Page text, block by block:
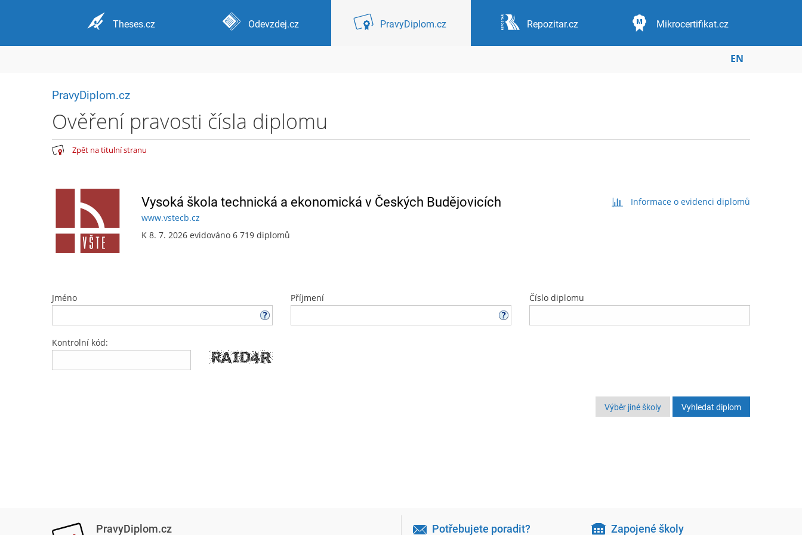
Theses.cz Odevzdej.cz PravyDiplom.cz Repozitar.cz Mikrocertifikat.cz
EN
PravyDiplom.cz
Ověření pravosti čísla diplomu
Zpět na titulní stranu
Vysoká škola technická a ekonomická v Českých Budějovicích
www.vstecb.cz
K 8. 7. 2026 evidováno 6 719 diplomů
Informace o evidenci diplomů
Jméno Příjmení Číslo diplomu
Kontrolní kód:
Výběr jiné školy
PravyDiplom.cz Potřebujete poradit? Zapojené školy